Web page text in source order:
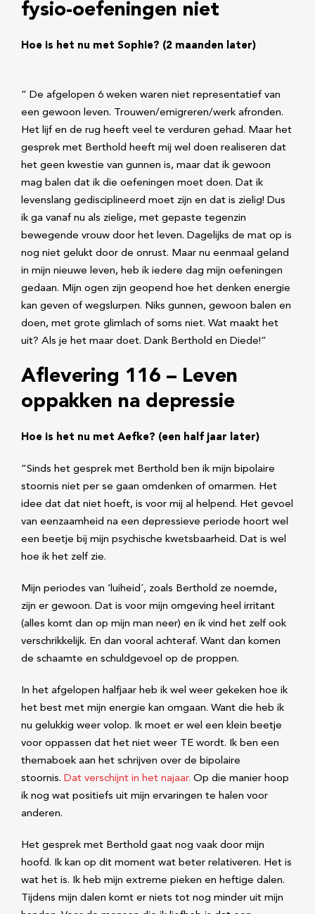
fysio-oefeningen niet
Hoe is het nu met Sophie? (2 maanden later)
” De afgelopen 6 weken waren niet representatief van
een gewoon leven. Trouwen/emigreren/werk afronden.
Het lijf en de rug heeft veel te verduren gehad. Maar het
gesprek met Berthold heeft mij wel doen realiseren dat
het geen kwestie van gunnen is, maar dat ik gewoon
mag balen dat ik die oefeningen moet doen. Dat ik
levenslang gedisciplineerd moet zijn en dat is zielig! Dus
ik ga vanaf nu als zielige, met gepaste tegenzin
bewegende vrouw door het leven. Dagelijks de mat op is
nog niet gelukt door de onrust. Maar nu eenmaal geland
in mijn nieuwe leven, heb ik iedere dag mijn oefeningen
gedaan. Mijn ogen zijn geopend hoe het denken energie
kan geven of wegslurpen. Niks gunnen, gewoon balen en
doen, met grote glimlach of soms niet. Wat maakt het
uit? Als je het maar doet. Dank Berthold en Diede!”
Aflevering 116 – Leven
oppakken na depressie
Hoe is het nu met Aefke? (een half jaar later)
“Sinds het gesprek met Berthold ben ik mijn bipolaire
stoornis niet per se gaan omdenken of omarmen. Het
idee dat dat niet hoeft, is voor mij al helpend. Het gevoel
van eenzaamheid na een depressieve periode hoort wel
een beetje bij mijn psychische kwetsbaarheid. Dat is wel
hoe ik het zelf zie.
Mijn periodes van ‘luiheid´, zoals Berthold ze noemde,
zijn er gewoon. Dat is voor mijn omgeving heel irritant
(alles komt dan op mijn man neer) en ik vind het zelf ook
verschrikkelijk. En dan vooral achteraf. Want dan komen
de schaamte en schuldgevoel op de proppen.
In het afgelopen halfjaar heb ik wel weer gekeken hoe ik
het best met mijn energie kan omgaan. Want die heb ik
nu gelukkig weer volop. Ik moet er wel een klein beetje
voor oppassen dat het niet weer TE wordt. Ik ben een
themaboek aan het schrijven over de bipolaire
stoornis. Dat verschijnt in het najaar. Op die manier hoop
ik nog wat positiefs uit mijn ervaringen te halen voor
anderen.
Het gesprek met Berthold gaat nog vaak door mijn
hoofd. Ik kan op dit moment wat beter relativeren. Het is
wat het is. Ik heb mijn extreme pieken en heftige dalen.
Tijdens mijn dalen komt er niets tot nog minder uit mijn